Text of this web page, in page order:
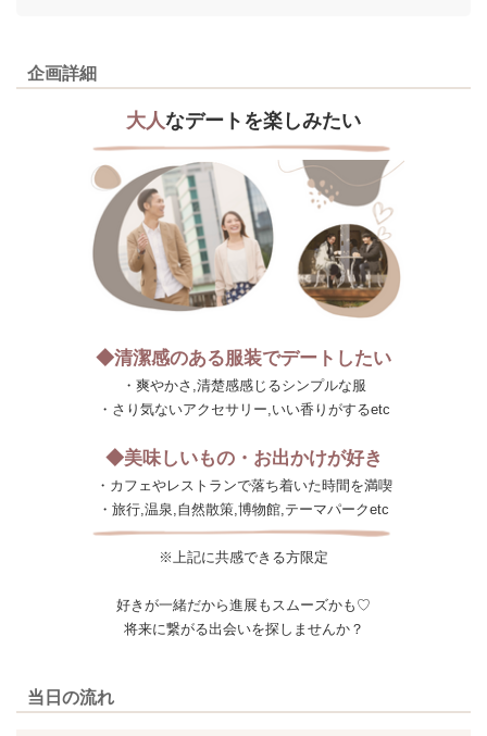
企画詳細
大人なデートを楽しみたい
◆清潔感のある服装でデートしたい
・爽やかさ,清楚感感じるシンプルな服
・さり気ないアクセサリー,いい香りがするetc
◆美味しいもの・お出かけが好き
・カフェやレストランで落ち着いた時間を満喫
・旅行,温泉,自然散策,博物館,テーマパークetc
※上記に共感できる方限定
好きが一緒だから進展もスムーズかも♡
将来に繋がる出会いを探しませんか？
当日の流れ